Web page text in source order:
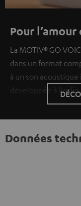
Pour l’amour
La MOTIV® GO
dans un format
à un son
développée à Berlin.
Données